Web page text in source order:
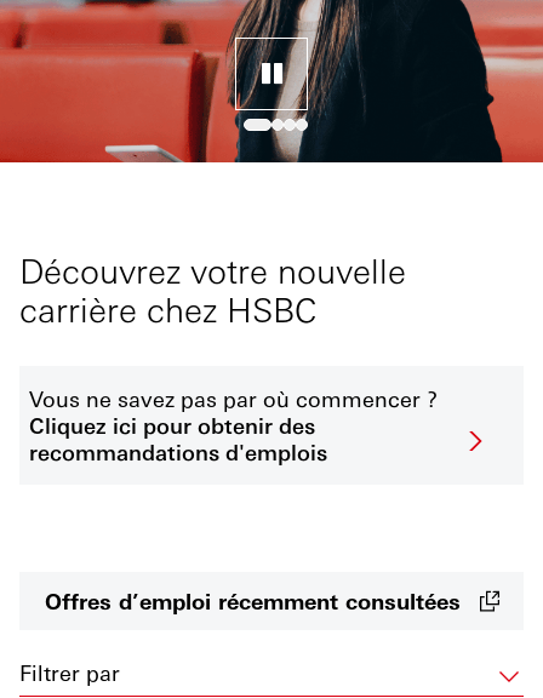
Découvrez votre nouvelle
carrière chez HSBC
Vous ne savez pas par où commencer ?
Cliquez ici pour obtenir des
recommandations d'emplois
Offres d’emploi récemment consultées
Filtrer par